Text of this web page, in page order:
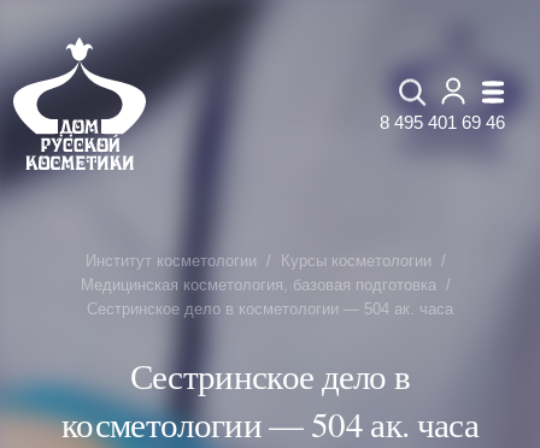
8 495 401 69 46
Институт косметологии
Курсы косметологии
Медицинская косметология, базовая подготовка
Сестринское дело в косметологии — 504 ак. часа
Сестринское дело в
косметологии — 504 ак. часа